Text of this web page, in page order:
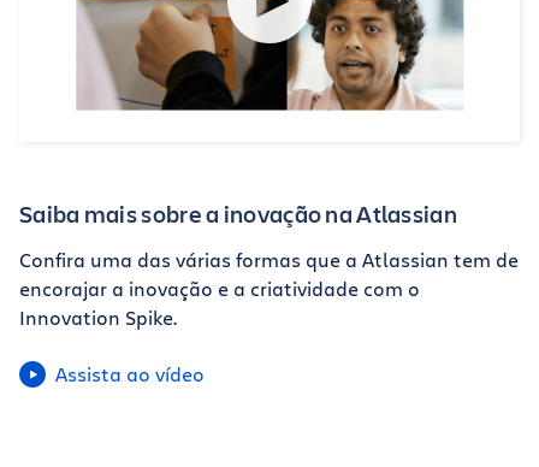
Saiba mais sobre a inovação na Atlassian
Confira uma das várias formas que a Atlassian tem de
encorajar a inovação e a criatividade com o
Innovation Spike.
Assista ao vídeo